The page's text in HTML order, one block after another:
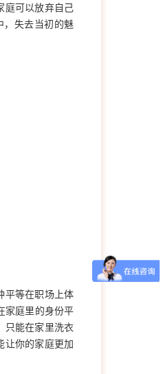
庭可以放弃自己
，失去当初的魅
等在职场上体
家庭里的身份平
只能在家里洗衣
让你的家庭更加